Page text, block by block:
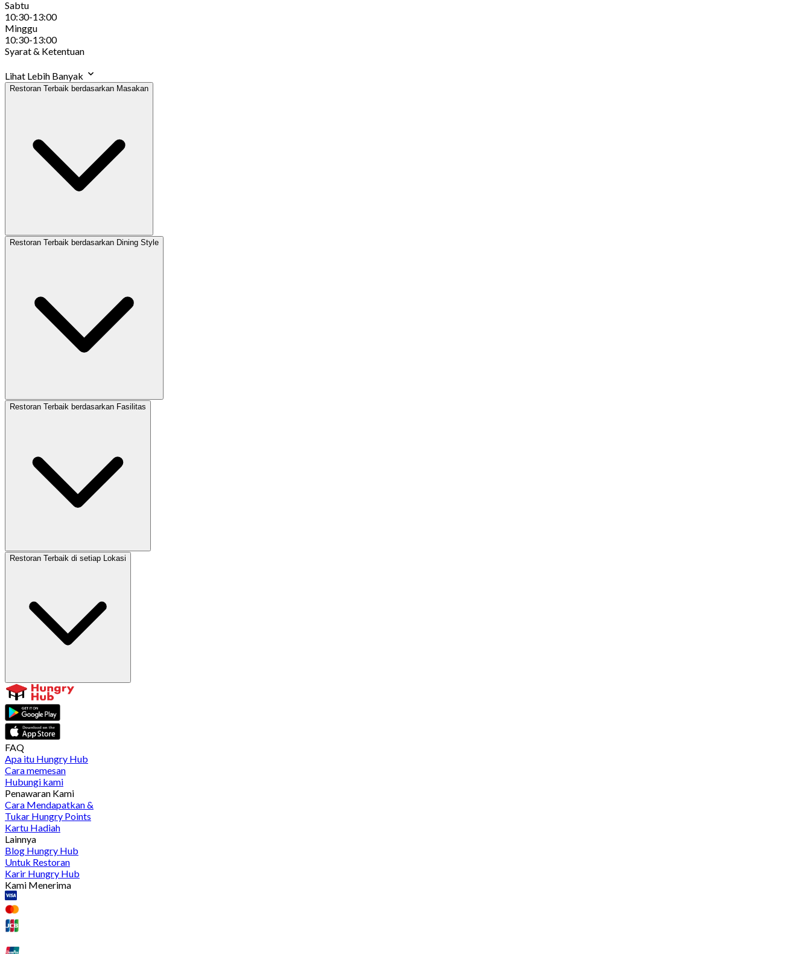
Sabtu
10:30-13:00
Minggu
10:30-13:00
Syarat & Ketentuan
Lihat Lebih Banyak
Restoran Terbaik berdasarkan Masakan
Restoran Terbaik berdasarkan Dining Style
Restoran Terbaik berdasarkan Fasilitas
Restoran Terbaik di setiap Lokasi
FAQ
Apa itu Hungry Hub
Cara memesan
Hubungi kami
Penawaran Kami
Cara Mendapatkan &
Tukar Hungry Points
Kartu Hadiah
Lainnya
Blog Hungry Hub
Untuk Restoran
Karir Hungry Hub
Kami Menerima